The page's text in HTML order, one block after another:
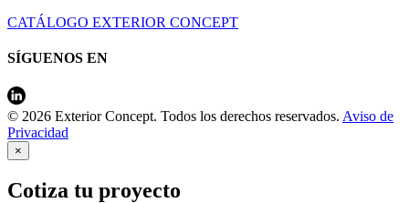
CATÁLOGO EXTERIOR CONCEPT
SÍGUENOS EN
© 2026 Exterior Concept. Todos los derechos reservados. Aviso de
Privacidad
×
Cotiza tu proyecto